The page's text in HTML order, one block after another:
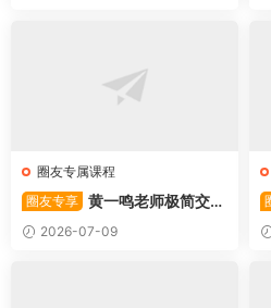
圈友专属课程
圈友专享 黄一鸣老师极简交易
系统2026-07-09